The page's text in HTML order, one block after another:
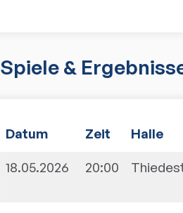
Spiele &
Spielplan und Ergebnisse der
Datum Zeit Halle
18.05.2026 20:00